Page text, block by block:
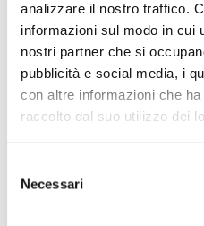
analizzare il nostro traffico.
informazioni sul modo in cui
nostri partner che si
pubblicità e social media, i
con altre informazioni che
raccolto dal suo utilizzo dei
delNecessari
senza parole dell’Andante,
pianoforte svolge il suo
finale dominato dallo slancio
allegro e vivace, elegante,
Accolto trionfalmente
prima vista sotto lo sguardo
ha forse nelle parole di